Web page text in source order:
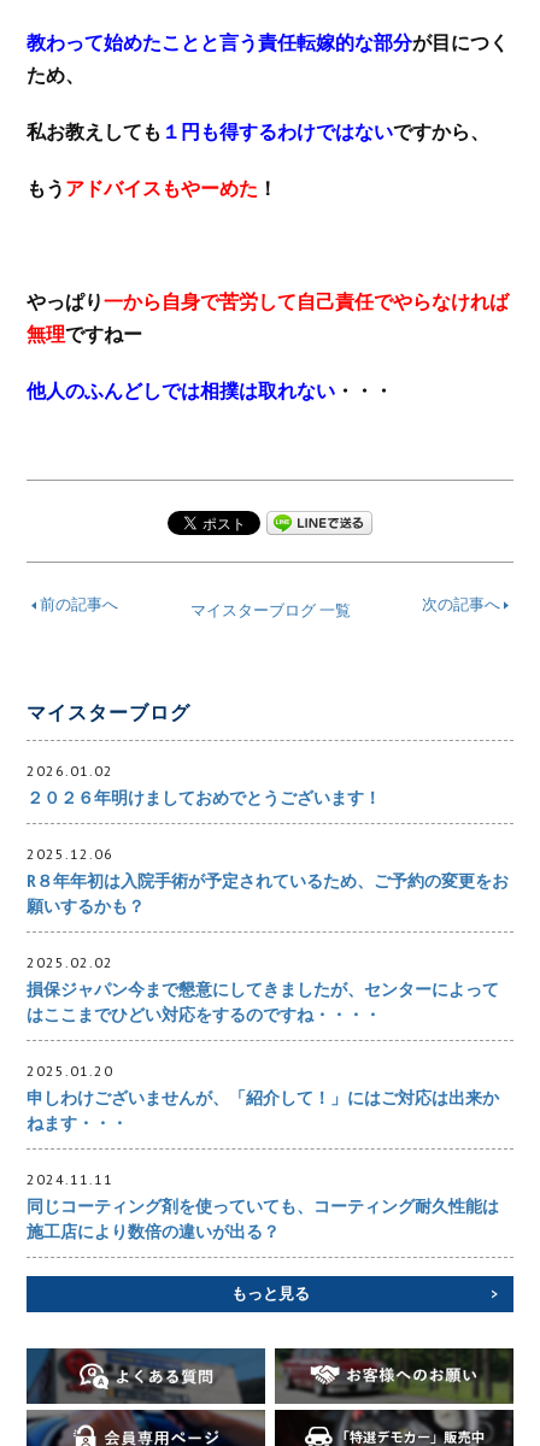
教わって始めたことと言う責任転嫁的な部分が目につく
ため、
私お教えしても １円も得するわけではないですから、
もう アドバイスもやーめた ！
やっぱり一から自身で苦労して自己責任でやらなければ
無理ですねー
他人のふんどしでは相撲は取れない ・・・
前の記事へ 次の記事へ
マイスターブログ 一覧
マイスターブログ
2026.01.02
２０２６年明けましておめでとうございます！
2025.12.06
R８年年初は入院手術が予定されているため、ご予約の変更をお
願いするかも？
2025.02.02
損保ジャパン今まで懇意にしてきましたが、センターによって
はここまでひどい対応をするのですね・・・・
2025.01.20
申しわけございませんが、「紹介して！」にはご対応は出来か
ねます・・・
2024.11.11
同じコーティング剤を使っていても、コーティング耐久性能は
施工店により数倍の違いが出る？
もっと見る